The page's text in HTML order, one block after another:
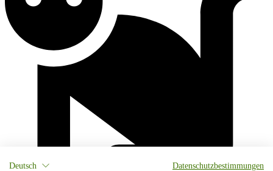
Deutsch
Datenschutzbestimmungen